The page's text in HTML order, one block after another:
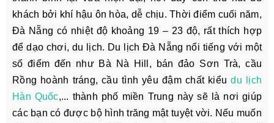
khách bởi khí hậu ôn hòa, dễ chịu. Thời điểm cuối năm,
Đà Nẵng có nhiệt độ khoảng 19 – 23 độ, rất thích hợp
để dạo chơi, du lịch. Du lịch Đà Nẵng nổi tiếng với một
số điểm đến như Bà Nà Hill, bán đảo Sơn Trà, cầu
Rồng hoành tráng, cầu tình yêu đậm chất kiểudu lịch
Hàn Quốc,... thành phố miền Trung này sẽ là nơi giúp
các bạn có được bộ hình trăng mật tuyệt vời. Nếu muốn